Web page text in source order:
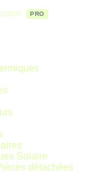
Solaire
détachées